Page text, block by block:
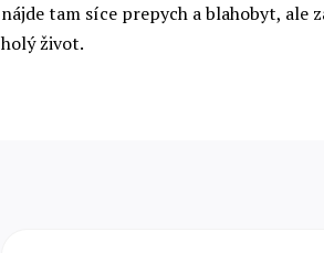
nájde tam síce prepych a blahobyt, ale
holý život.